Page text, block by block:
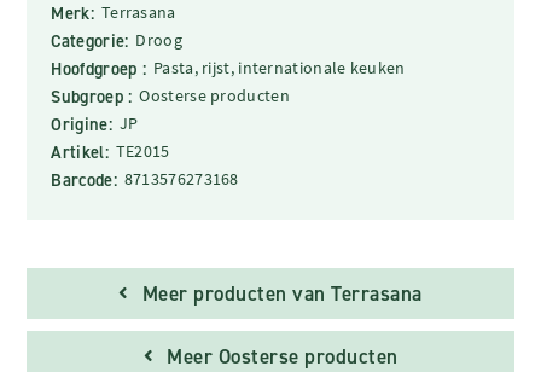
Merk: Terrasana
Categorie: Droog
Hoofdgroep : Pasta, rijst, internationale keuken
Subgroep : Oosterse producten
Origine: JP
Artikel: TE2015
Barcode: 8713576273168
Meer producten van Terrasana
Meer Oosterse producten